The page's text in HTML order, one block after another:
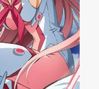
Ruin